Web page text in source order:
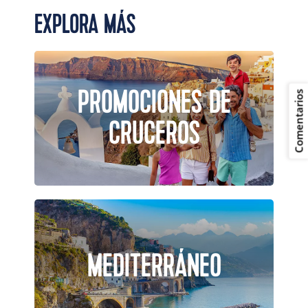
EXPLORA MÁS
PROMOCIONES DE
CRUCEROS
MEDITERRÁNEO
Comentarios